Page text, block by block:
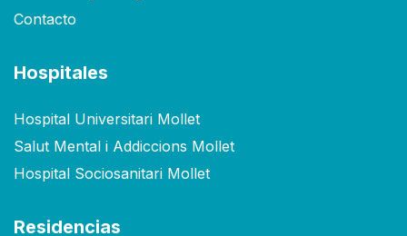
Contacto
Hospitales
Hospital Universitari Mollet
Salut Mental i Addiccions Mollet
Hospital Sociosanitari Mollet
Residencias